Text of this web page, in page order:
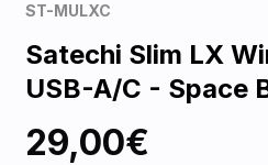
ST-MULXC
Satechi Slim LX
USB-A/C - Space
29,00€